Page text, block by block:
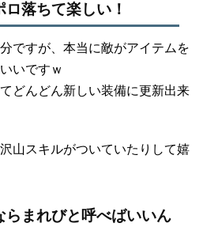
落ちて楽しい！
ですが、本当に敵がアイテムを
いですｗ
どんどん新しい装備に更新出来
山スキルがついていたりして嬉
らまれびと呼べばいいん